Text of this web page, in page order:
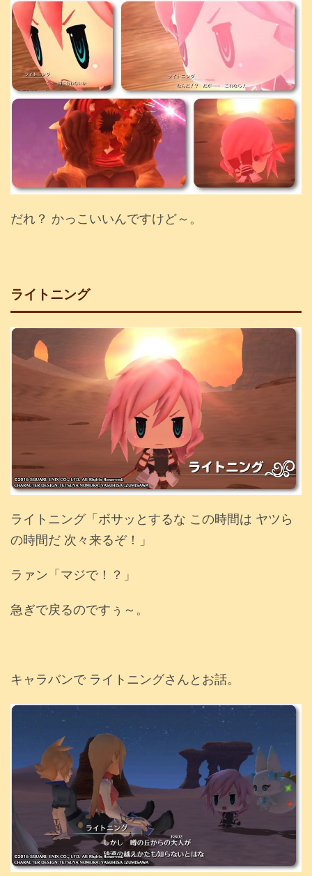
だれ？ かっこいいんですけど～。
ライトニング
ライトニング「ボサッとするな この時間は ヤツら
の時間だ 次々来るぞ！」
ラァン「マジで！？」
急ぎで戻るのですぅ～。
キャラバンで ライトニングさんとお話。